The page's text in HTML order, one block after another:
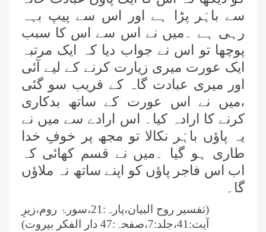
سے باہَر پڑا ہے اور اس سے پیپ بہہ
رہی ہے ۔میں نے اس سے اس کا سبب
پوچھا تو اس نے جواب دیا کہ ایک مرتبہ
ایک عورت میری زیارت کرنے کے لیے آئی
اور میری عبادت گاہ کے قریب سو گئی
،میں نے اس عورت کے ساتھ بدکاری
کرنے کا ارادہ کیا۔
اس ارادے سے میں نے
یہ پاؤں باہَر نکالا تو مجھ پر خوفِ خدا
طاری ہو گیا ۔میں نے قسم کھائی کہ
اب اس فاجر پاؤں کو اپنے ساتھ نہ ملاؤں
گا۔
(تفسیر روح البیان،پارہ:21،سورۂ روم،زیرِ
آیت:41،جلد:7،صفحہ:47 دار الفکر بیروت)